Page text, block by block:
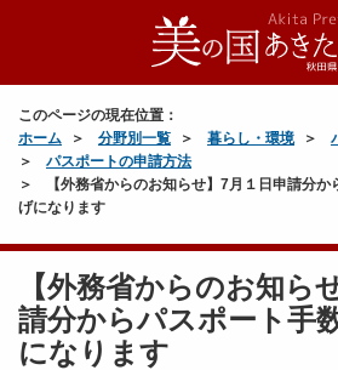
このページの現在位置：
ホーム
分野別一覧 暮らし・環境
パスポートの申請方法
【外務省からのお知らせ】7月１日申請分
げになります
【外務省からのお知ら
請分からパスポート手
になります